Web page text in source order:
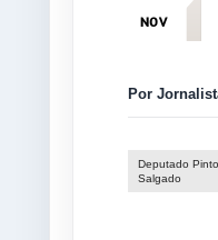
NOV
Por
Deputado
Salgado